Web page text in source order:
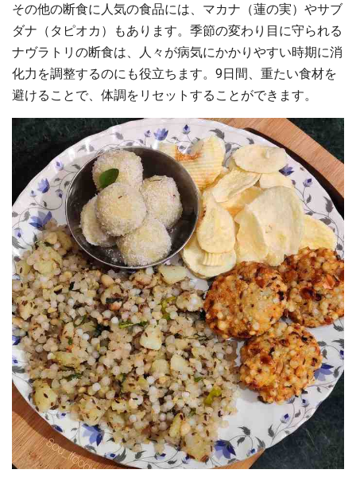
その他の断食に人気の食品には、マカナ（蓮の実）やサブ
ダナ（タピオカ）もあります。季節の変わり目に守られる
ナヴラトリの断食は、人々が病気にかかりやすい時期に消
化力を調整するのにも役立ちます。9日間、重たい食材を
避けることで、体調をリセットすることができます。